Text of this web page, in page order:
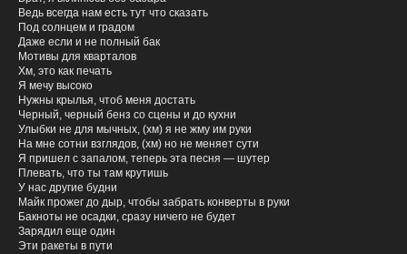
Ведь всегда нам есть тут что сказать
Под солнцем и градом
Даже если и не полный бак
Мотивы для кварталов
Хм, это как печать
Я мечу высоко
Нужны крылья, чтоб меня достать
Черный, черный бенз со сцены и до кухни
Улыбки не для мычных, (хм) я не жму им руки
На мне сотни взглядов, (хм) но не меняет сути
Я пришел с запалом, теперь эта песня — шутер
Плевать, что ты там крутишь
У нас другие будни
Майк прожег до дыр, чтобы забрать конверты в руки
Бакноты не осадки, сразу ничего не будет
Зарядил еще один
Эти ракеты в пути